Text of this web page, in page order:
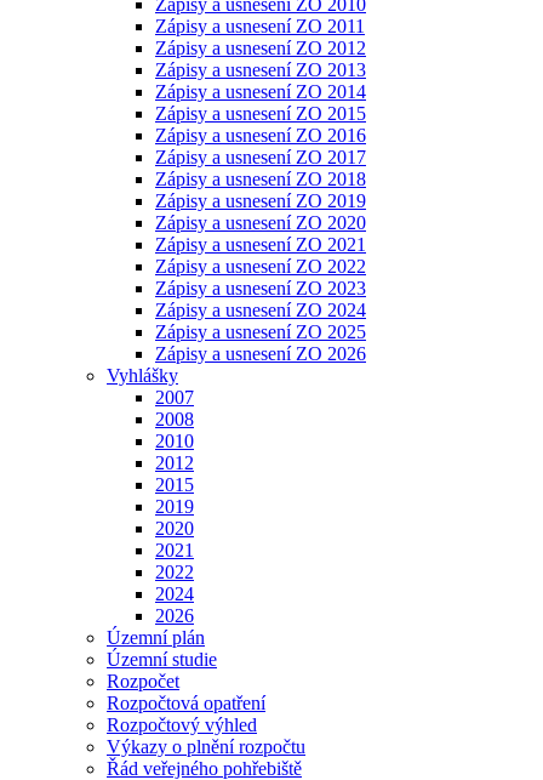
Zápisy a usnesení ZO 2011
Zápisy a usnesení ZO 2012
Zápisy a usnesení ZO 2013
Zápisy a usnesení ZO 2014
Zápisy a usnesení ZO 2015
Zápisy a usnesení ZO 2016
Zápisy a usnesení ZO 2017
Zápisy a usnesení ZO 2018
Zápisy a usnesení ZO 2019
Zápisy a usnesení ZO 2020
Zápisy a usnesení ZO 2021
Zápisy a usnesení ZO 2022
Zápisy a usnesení ZO 2023
Zápisy a usnesení ZO 2024
Zápisy a usnesení ZO 2025
Zápisy a usnesení ZO 2026
Vyhlášky
2007
2008
2010
2012
2015
2019
2020
2021
2022
2024
2026
Územní plán
Územní studie
Rozpočet
Rozpočtová opatření
Rozpočtový výhled
Výkazy o plnění rozpočtu
Řád veřejného pohřebiště